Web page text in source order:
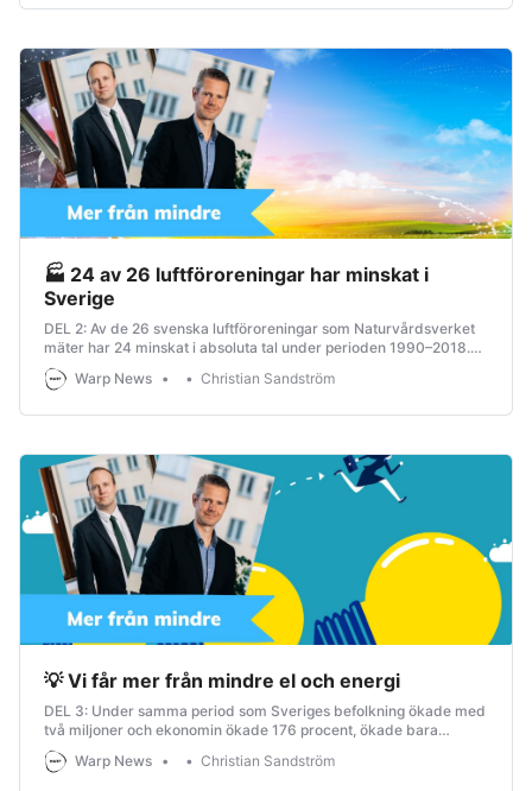
🏭 24 av 26 luftföroreningar har minskat i
Sverige
DEL 2: Av de 26 svenska luftföroreningar som Naturvårdsverket
mäter har 24 minskat i absoluta tal under perioden 1990–2018.
Samtidigt ökade Sveriges befolkning med drygt 1,6 miljoner och
ekonomin nästan fördubblades.
Warp News Christian Sandström
💡 Vi får mer från mindre el och energi
DEL 3: Under samma period som Sveriges befolkning ökade med
två miljoner och ekonomin ökade 176 procent, ökade bara
energianvändningen med 25 procent.
Warp News Christian Sandström